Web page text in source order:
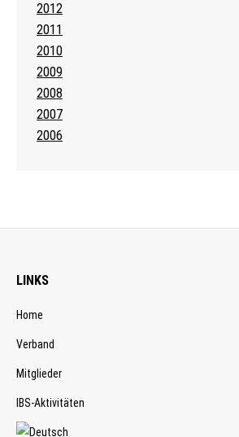
2012
2011
2010
2009
2008
2007
2006
LINKS
Home
Verband
Mitglieder
IBS-Aktivitäten